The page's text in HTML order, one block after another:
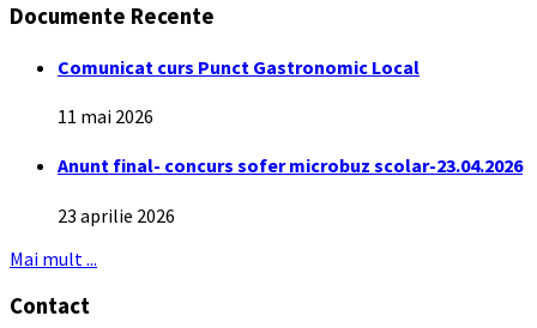
Documente Recente
Comunicat curs Punct Gastronomic Local
11 mai 2026
Anunt final- concurs sofer microbuz scolar-23.04.2026
23 aprilie 2026
Mai mult ...
Contact